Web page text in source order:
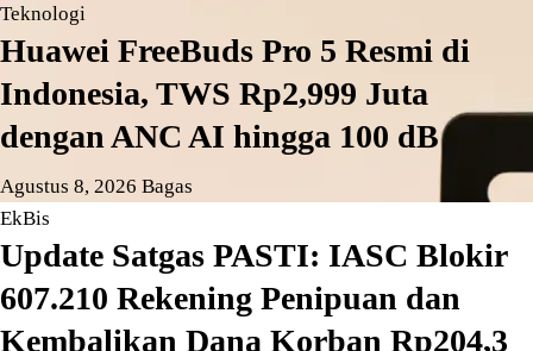
Teknologi
Huawei FreeBuds Pro 5 Resmi di
Indonesia, TWS Rp2,999 Juta
dengan ANC AI hingga 100 dB
Agustus 8, 2026 Bagas
EkBis
Update Satgas PASTI: IASC Blokir
607.210 Rekening Penipuan dan
Kembalikan Dana Korban Rp204,3